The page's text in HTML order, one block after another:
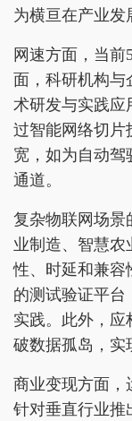
为横亘在产业发
网速方面，当
面，科研机构与
术研发与实践应
过智能网络切片
宽，如为自动驾
通道。
复杂物联网场景
业制造、智慧农
性、时延和兼容
的测试验证平台
实践。此外，应
破数据孤岛，实
商业变现方面，
针对垂直行业推